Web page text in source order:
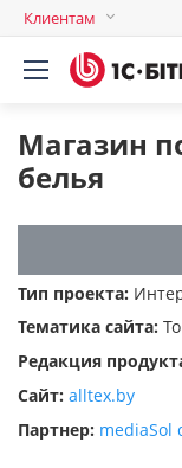
Клиентам
Магазин
белья
Тип проекта:
Тематика сайта:
Редакция
Сайт: alltex.by
Партнер: mediaSol